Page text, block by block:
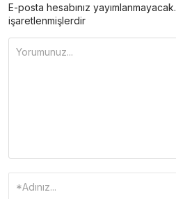
E-posta hesabınız yayımlanmayacak.
işaretlenmişlerdir